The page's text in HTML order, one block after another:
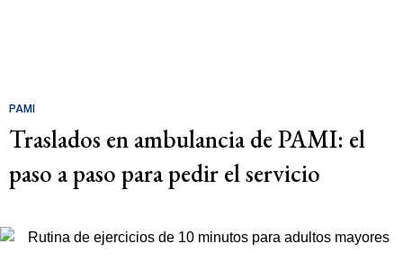
PAMI
Traslados en ambulancia de PAMI: el
paso a paso para pedir el servicio